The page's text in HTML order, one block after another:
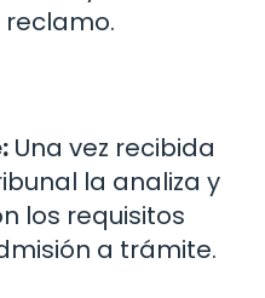
Una vez recibida
la analiza y
los requisitos
a trámite.